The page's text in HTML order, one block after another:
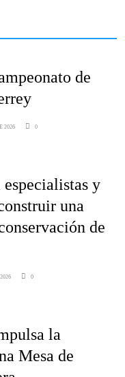
de
2026 0
y
una
de
0
la
Mesa de